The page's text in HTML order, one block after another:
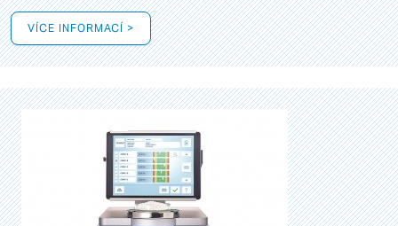
VÍCE INFORMACÍ >